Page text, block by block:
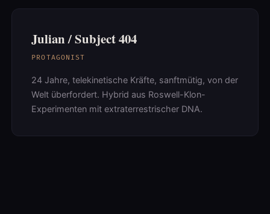
Julian / Subject 404
PROTAGONIST
24 Jahre, telekinetische Kräfte, sanftmütig, von der
Welt überfordert. Hybrid aus Roswell-Klon-
Experimenten mit extraterrestrischer DNA.